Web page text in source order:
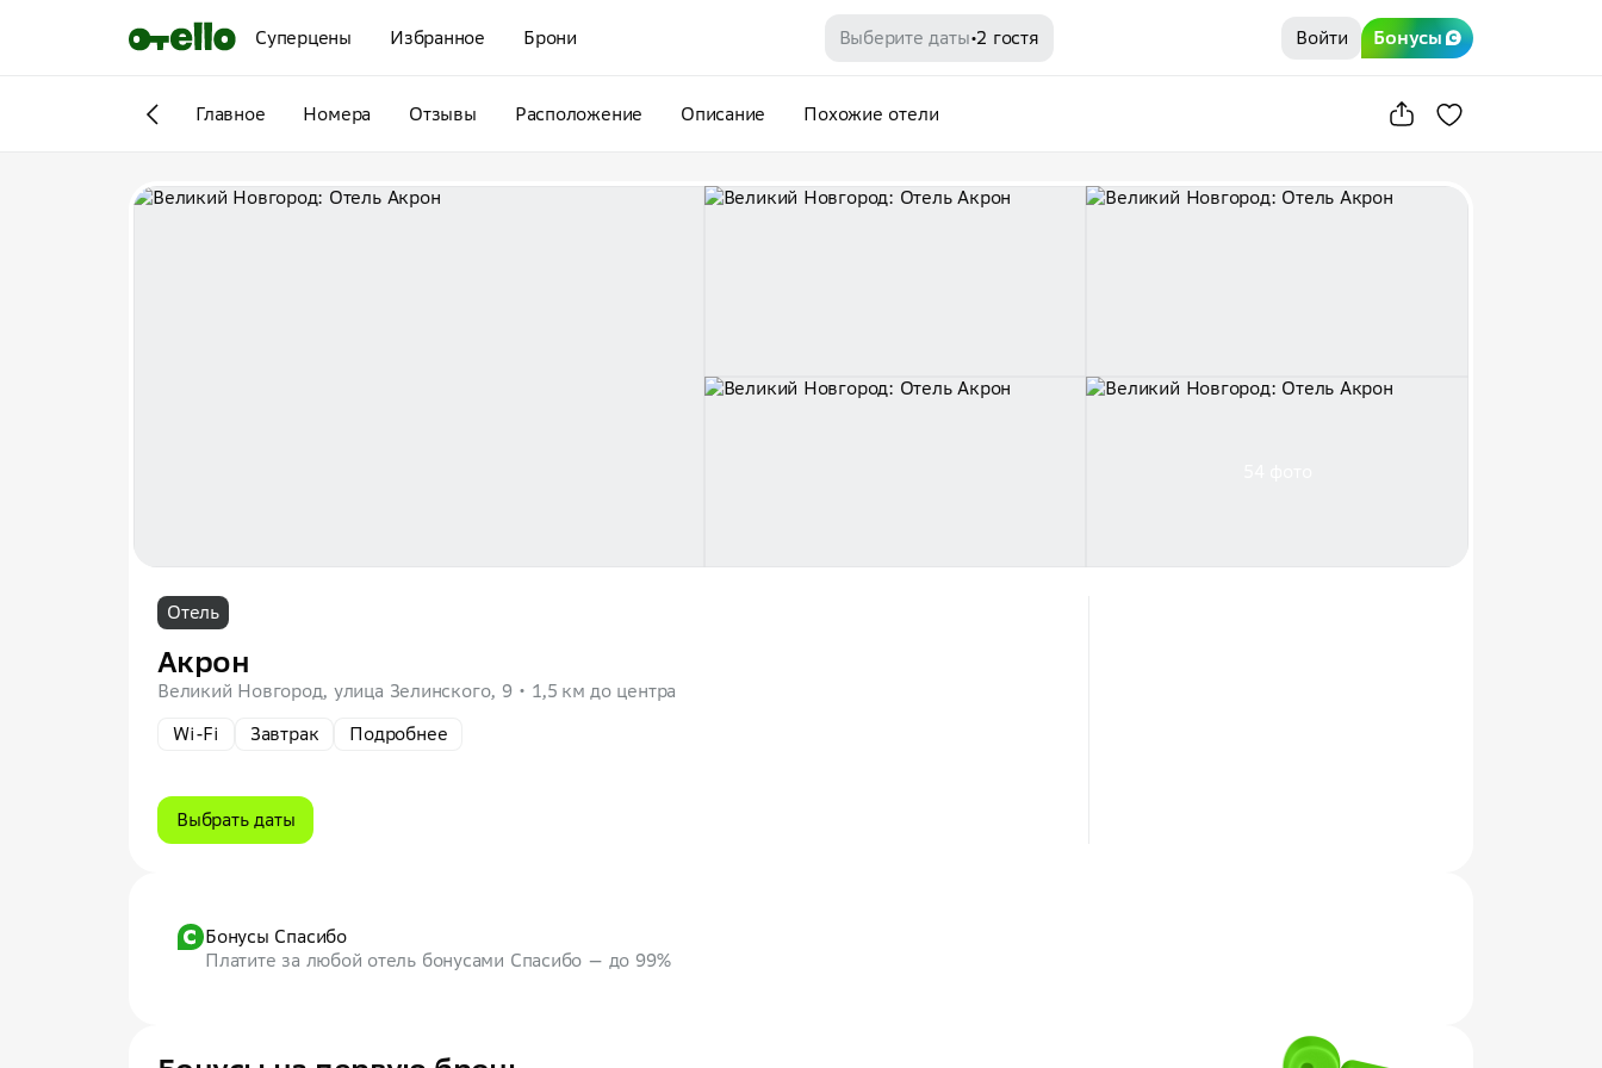
Суперцены Избранное Брони Выберите даты•2 гостя Войти Бонусы
Главное Номера Отзывы Расположение Описание Похожие отели
Отель
Акрон
Великий Новгород, улица Зелинского, 9
1,5 км до центра
Wi-Fi
Завтрак Подробнее
Выбрать даты
Бонусы Спасибо
Платите за любой отель бонусами Спасибо — до 99%